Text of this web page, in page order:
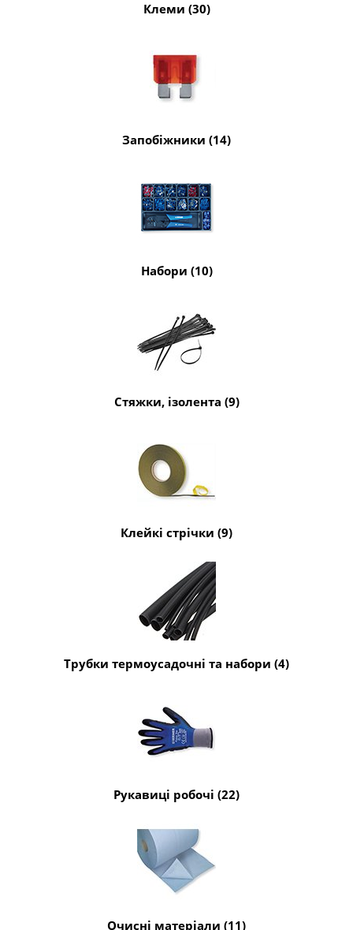
Клеми (30)
Запобіжники (14)
Набори (10)
Стяжки, ізолента (9)
Клейкі стрічки (9)
Трубки термоусадочні та набори (4)
Рукавиці робочі (22)
Очисні матеріали (11)